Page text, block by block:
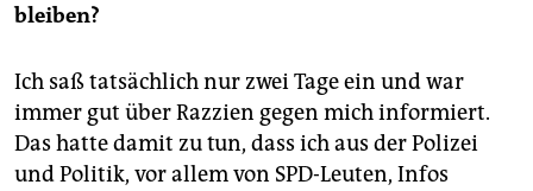
bleiben?
Ich saß tatsächlich nur zwei Tage ein und war
immer gut über Razzien gegen mich informiert.
Das hatte damit zu tun, dass ich aus der Polizei
und Politik, vor allem von SPD-Leuten, Infos